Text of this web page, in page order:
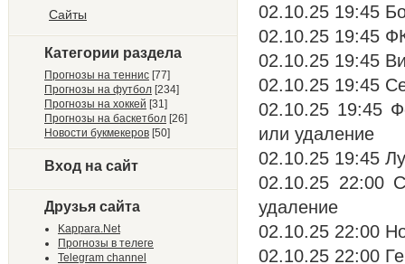
Сайты
Категории раздела
Прогнозы на теннис [77]
Прогнозы на футбол [234]
Прогнозы на хоккей [31]
Прогнозы на баскетбол [26]
Новости букмекеров [50]
Вход на сайт
Друзья сайта
Kappara.Net
Прогнозы в телеге
Telegram channel
02.10.25 19:45
02.10.25 19:45
02.10.25 19:45
02.10.25 19:45
02.10.25 19:45
или удаление
02.10.25 19:45
02.10.25 22:00
удаление
02.10.25 22:00
02.10.25 22:00